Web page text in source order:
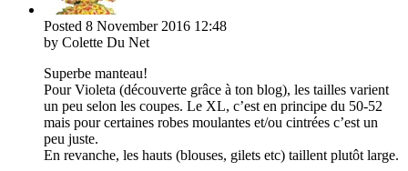
Posted 8 November 2016 12:48
by Colette Du Net
Superbe manteau!
Pour Violeta (découverte grâce à ton blog), les tailles varient
un peu selon les coupes. Le XL, c’est en principe du 50-52
mais pour certaines robes moulantes et/ou cintrées c’est un
peu juste.
En revanche, les hauts (blouses, gilets etc) taillent plutôt large.